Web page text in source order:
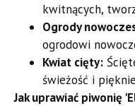
kwitnących,
Ogrody
ogrodowi
Kwiat cięty:
świeżość i
Jak uprawiać piwonię